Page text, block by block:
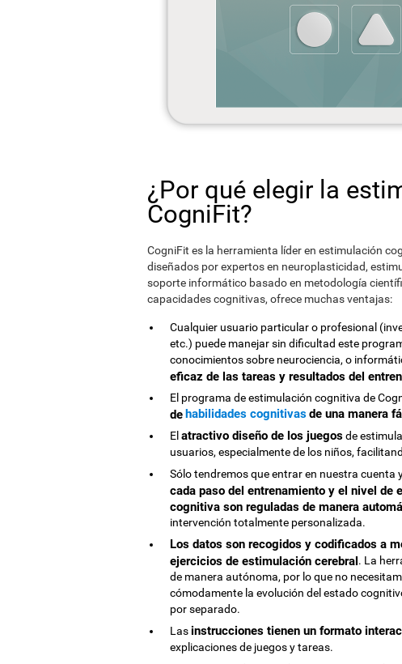
¿Por qué elegir la
CogniFit?
CogniFit es la herramienta líder en estimulación
diseñados por expertos en neuroplasticidad,
soporte informático basado en metodología
capacidades cognitivas, ofrece muchas ventajas:
Cualquier usuario particular o profesional
etc.) puede manejar sin dificultad este
conocimientos sobre neurociencia, o
eficaz de las tareas y resultados del
El programa de estimulación cognitiva de
dehabilidades cognitivasde una manera
El atractivo diseño de los juegosde
usuarios, especialmente de los niños,
Sólo tendremos que entrar en nuestra cuenta
cada paso del entrenamiento y el nivel de
cognitiva son reguladas de manera
intervención totalmente personalizada.
Los datos son recogidos y codificados a
ejercicios de estimulación cerebral. La
de manera autónoma, por lo que no
cómodamente la evolución del estado
por separado.
Lasinstrucciones tienen un formato
explicaciones de juegos y tareas.